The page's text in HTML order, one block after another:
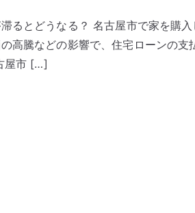
るとどうなる？ 名古屋市で家を購
高騰などの影響で、住宅ローンの
屋市 […]